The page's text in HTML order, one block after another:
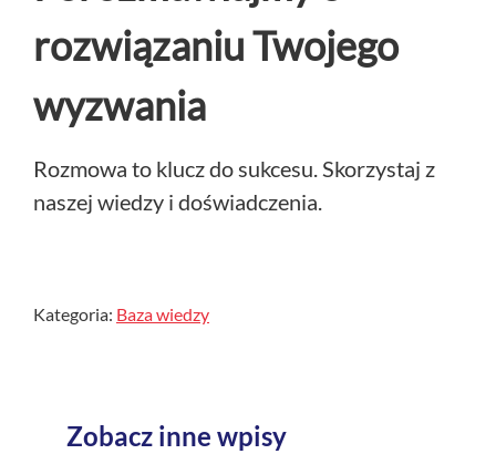
rozwiązaniu Twojego
wyzwania
Rozmowa to klucz do sukcesu. Skorzystaj z
naszej wiedzy i doświadczenia.
Kategoria: Baza wiedzy
Zobacz inne wpisy